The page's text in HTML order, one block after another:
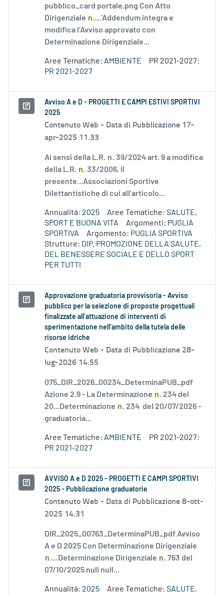
pubblico_card portale.png Con Atto
Dirigenziale n....’Addendum integra e
modifica l’Avviso approvato con
Determinazione Dirigenziale...
Aree Tematiche: AMBIENTE
PR 2021-2027:
PR 2021-2027
Avviso A e D - PROGETTI E CAMPI ESTIVI SPORTIVI
2025
Contenuto Web - Data di Pubblicazione 17-
apr-2025 11.33
Ai sensi della L.R. n. 39/2024 art. 9 a modifica
della L.R. n. 33/2006, il
presente...Associazioni Sportive
Dilettantistiche di cui all’articolo...
Annualità: 2025 Aree Tematiche: SALUTE,
SPORT E BUONA VITA
Argomenti: PUGLIA
SPORTIVA
Argomento: PUGLIA SPORTIVA
Strutture: DIP. PROMOZIONE DELLA SALUTE,
DEL BENESSERE SOCIALE E DELLO SPORT
PER TUTTI
Approvazione graduatoria provvisoria - Avviso
pubblico per la selezione di proposte progettuali
finalizzate all’attuazione di interventi di
sperimentazione nell’ambito della tutela delle
risorse idriche
Contenuto Web - Data di Pubblicazione 28-
lug-2026 14.55
075_DIR_2026_00234_DeterminaPUB_pdf
Azione 2.9 - La Determinazione n. 234 del
20...Determinazione n. 234 del 20/07/2026 -
graduatoria...
Aree Tematiche: AMBIENTE
PR 2021-2027:
PR 2021-2027
AVVISO A e D 2025 - PROGETTI E CAMPI SPORTIVI
2025 - Pubblicazione graduatorie
Contenuto Web - Data di Pubblicazione 8-ott-
2025 14.31
DIR_2025_00763_DeterminaPUB_pdf Avviso
A e D 2025 Con Determinazione Dirigenziale
n....Determinazione Dirigenziale n. 763 del
07/10/2025 null null...
Annualità: 2025 Aree Tematiche: SALUTE,